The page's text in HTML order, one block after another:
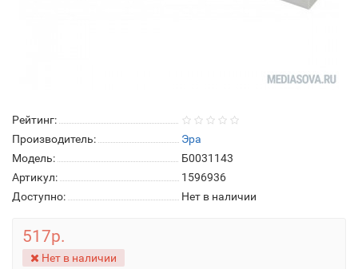
Рейтинг:
Производитель:
Эра
Модель:
Б0031143
Артикул:
1596936
Доступно:
Нет в наличии
517р.
Нет в наличии